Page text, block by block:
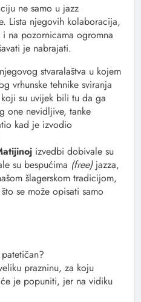
ne samo u jazz
Lista njegovih kolaboracija,
na pozornicama ogromna
je nabrajati.
stvaralaštva u kojem
vrhunske tehnike sviranja
su uvijek bili tu da ga
one nevidljive, tanke
kad je izvodio
izvedbi dobivale su
su bespućima (free)jazza,
šlagerskom tradicijom,
se može opisati samo
prazninu, za koju
je popuniti, jer na vidiku